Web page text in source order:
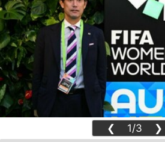
❮ 1/3 ❯